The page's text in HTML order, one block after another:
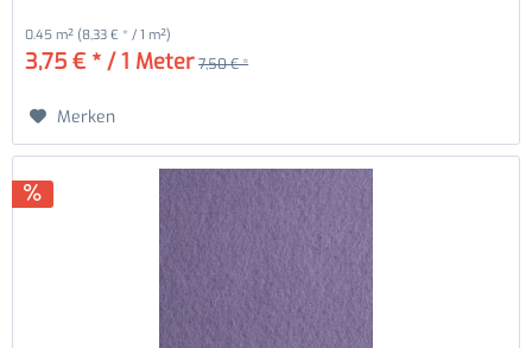
0.45 m² (8,33 € * / 1 m²)
3,75 € * / 1 Meter 7,50 € *
Merken